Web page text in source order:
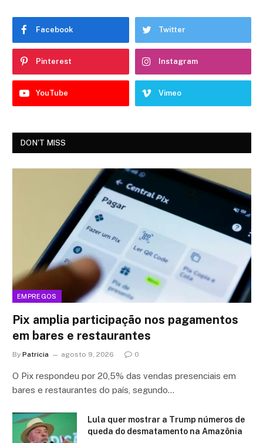
Facebook Twitter
Pinterest Instagram
YouTube Vimeo
DON'T MISS
EMPREGOS
Pix amplia participação nos pagamentos
em bares e restaurantes
By Patricia agosto 9, 2026 0
O Pix respondeu por 20,5% das vendas presenciais em
bares e restaurantes do país, segundo…
Lula quer mostrar a Trump números de
queda do desmatamento na Amazônia